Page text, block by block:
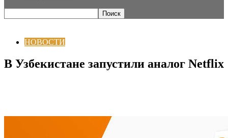
НОВОСТИ
В Узбекистане запустили аналог Netflix